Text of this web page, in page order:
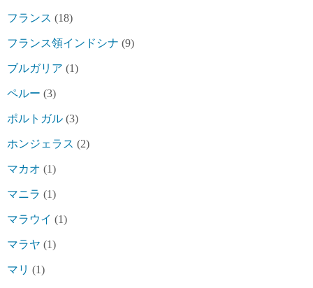
フランス (18)
フランス領インドシナ (9)
ブルガリア (1)
ペルー (3)
ポルトガル (3)
ホンジェラス (2)
マカオ (1)
マニラ (1)
マラウイ (1)
マラヤ (1)
マリ (1)